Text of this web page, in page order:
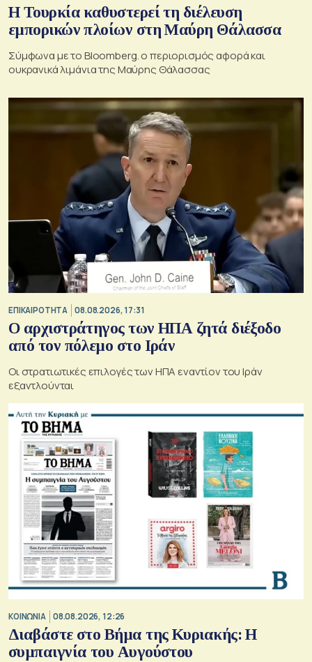
Η Τουρκία καθυστερεί τη διέλευση
εμπορικών πλοίων στη Μαύρη Θάλασσα
Σύμφωνα με το Bloomberg. ο περιορισμός αφορά και
ουκρανικά λιμάνια της Μαύρης Θάλασσας
ΕΠΙΚΑΙΡΟΤΗΤΑ 08.08.2026, 17:31
Ο αρχιστράτηγος των ΗΠΑ ζητά διέξοδο
από τον πόλεμο στο Ιράν
Οι στρατιωτικές επιλογές των ΗΠΑ εναντίον του Ιράν
εξαντλούνται
ΚΟΙΝΩΝΙΑ 08.08.2026, 12:26
Διαβάστε στο Βήμα της Κυριακής: Η
συμπαιγνία του Αυγούστου